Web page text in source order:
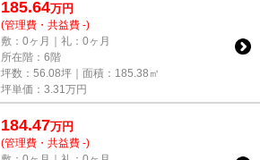
185.64万円
(管理費・共益費 -)
敷：0ヶ月｜礼：0ヶ月
所在階：6階
坪数：56.08坪｜面積：185.38㎡
坪単価： 3.31 万円
184.47万円
(管理費・共益費 -)